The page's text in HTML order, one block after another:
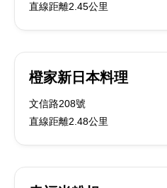
直線距離2.45公里
橙家新日本料理
文信路208號
直線距離2.48公里